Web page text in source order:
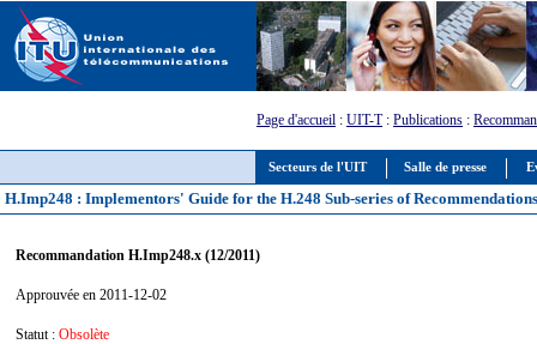
Secteurs de l'UIT Salle de presse
Page d'accueil : UIT-T: Publications :
H.Imp248 : Implementors' Guide for the H.248 Sub-series of
Recommandation H.Imp248.x (12/2011)
Approuvée en 2011-12-02
Statut : Obsolète